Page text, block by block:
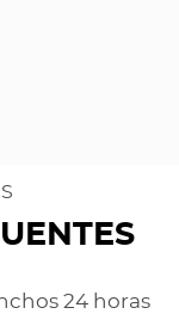
24 horas